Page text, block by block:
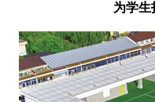
为学生